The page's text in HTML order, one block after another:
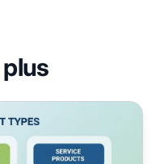
en 2025